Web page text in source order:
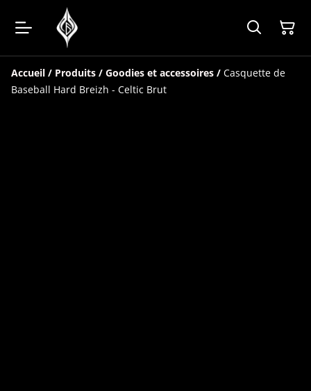
Accueil / Produits / Goodies et accessoires / Casquette de
Baseball Hard Breizh - Celtic Brut